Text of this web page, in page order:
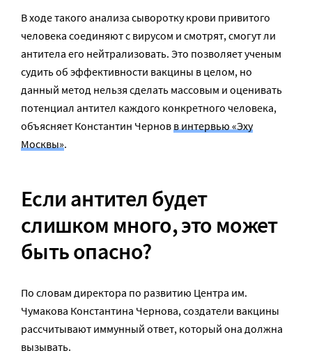
В ходе такого анализа сыворотку крови привитого
человека соединяют с вирусом и смотрят, смогут ли
антитела его нейтрализовать. Это позволяет ученым
судить об эффективности вакцины в целом, но
данный метод нельзя сделать массовым и оценивать
потенциал антител каждого конкретного человека,
объясняет Константин Чернов в интервью «Эху
Москвы».
Если антител будет
слишком много, это может
быть опасно?
По словам директора по развитию Центра им.
Чумакова Константина Чернова, создатели вакцины
рассчитывают иммунный ответ, который она должна
вызывать.